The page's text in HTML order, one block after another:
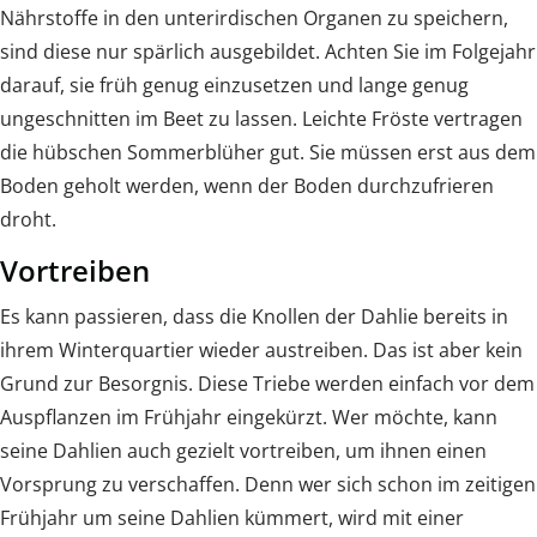
Nährstoffe in den unterirdischen Organen zu speichern,
sind diese nur spärlich ausgebildet. Achten Sie im Folgejahr
darauf, sie früh genug einzusetzen und lange genug
ungeschnitten im Beet zu lassen. Leichte Fröste vertragen
die hübschen Sommerblüher gut. Sie müssen erst aus dem
Boden geholt werden, wenn der Boden durchzufrieren
droht.
Vortreiben
Es kann passieren, dass die Knollen der Dahlie bereits in
ihrem Winterquartier wieder austreiben. Das ist aber kein
Grund zur Besorgnis. Diese Triebe werden einfach vor dem
Auspflanzen im Frühjahr eingekürzt. Wer möchte, kann
seine Dahlien auch gezielt vortreiben, um ihnen einen
Vorsprung zu verschaffen. Denn wer sich schon im zeitigen
Frühjahr um seine Dahlien kümmert, wird mit einer